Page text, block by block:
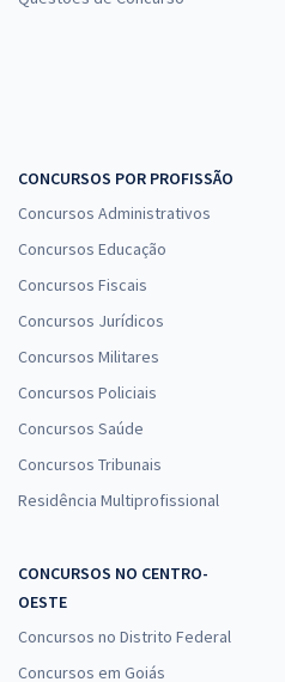
CONCURSOS POR PROFISSÃO
Concursos Administrativos
Concursos Educação
Concursos Fiscais
Concursos Jurídicos
Concursos Militares
Concursos Policiais
Concursos Saúde
Concursos Tribunais
Residência Multiprofissional
CONCURSOS NO CENTRO-
OESTE
Concursos no Distrito Federal
Concursos em Goiás